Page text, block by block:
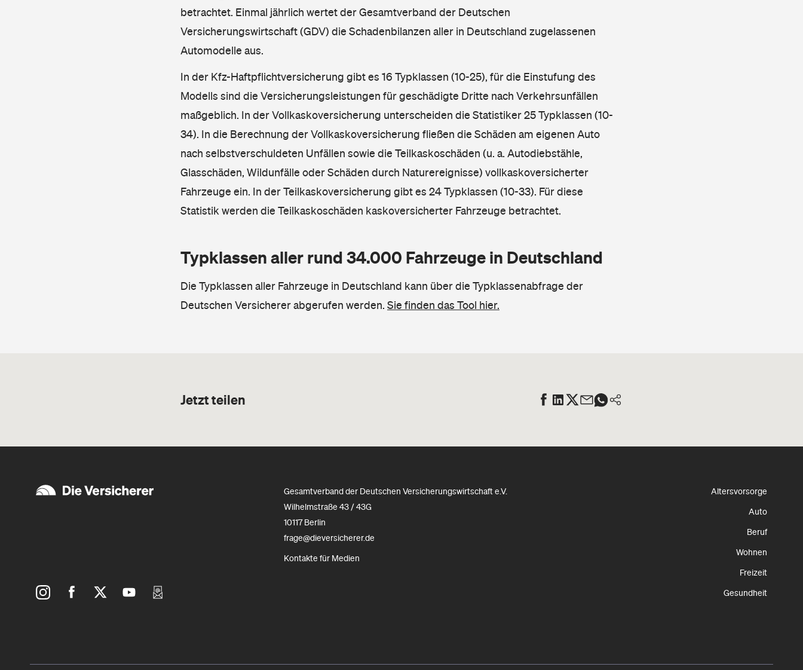
betrachtet. Einmal jährlich wertet der Gesamtverband der Deutschen
Versicherungswirtschaft (GDV) die Schadenbilanzen aller in Deutschland zugelassenen
Automodelle aus.
In der Kfz-Haftpflichtversicherung gibt es 16 Typklassen (10-25), für die Einstufung des
Modells sind die Versicherungsleistungen für geschädigte Dritte nach Verkehrsunfällen
maßgeblich. In der Vollkaskoversicherung unterscheiden die Statistiker 25 Typklassen (10-
34). In die Berechnung der Vollkaskoversicherung fließen die Schäden am eigenen Auto
nach selbstverschuldeten Unfällen sowie die Teilkaskoschäden (u. a. Autodiebstähle,
Glasschäden, Wildunfälle oder Schäden durch Naturereignisse) vollkaskoversicherter
Fahrzeuge ein. In der Teilkaskoversicherung gibt es 24 Typklassen (10-33). Für diese
Statistik werden die Teilkaskoschäden kaskoversicherter Fahrzeuge betrachtet.
Typklassen aller rund 34.000 Fahrzeuge in Deutschland
Die Typklassen aller Fahrzeuge in Deutschland kann über die Typklassenabfrage der
Deutschen Versicherer abgerufen werden. Sie finden das Tool hier.
Jetzt teilen
Gesamtverband der Deutschen Versicherungswirtschaft e.V.
Wilhelmstraße 43 / 43G
10117 Berlin
frage@dieversicherer.de
Kontakte für Medien
Altersvorsorge
Auto
Beruf
Wohnen
Freizeit
Gesundheit